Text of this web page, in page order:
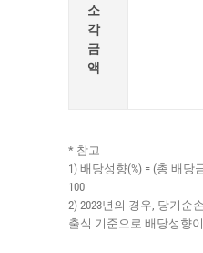
소
각
금
액
* 참고
1) 배당성향(%) = (총 배
100
2) 2023년의 경우, 당기순
출식 기준으로 배당성향